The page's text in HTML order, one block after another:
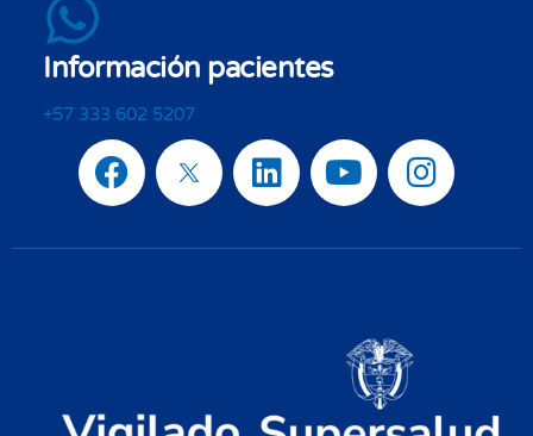
Información pacientes
+57 333 602 5207